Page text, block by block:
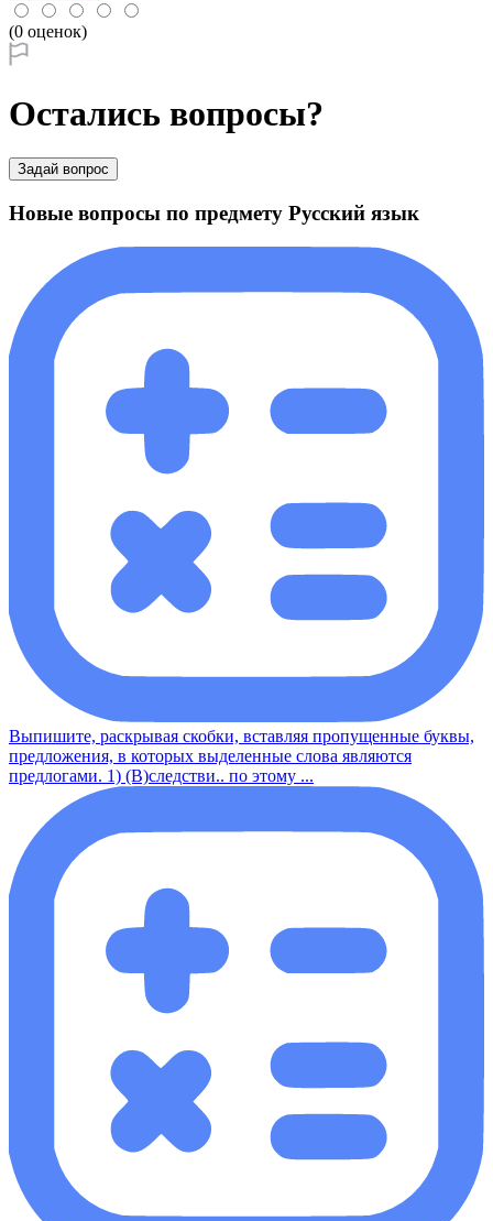
(0 оценок)
Остались вопросы?
Задай вопрос
Новые вопросы по предмету Русский язык
Выпишите, раскрывая скобки, вставляя пропущенные буквы,
предложения, в которых выделенные слова являются
предлогами. 1) (В)следстви.. по этому ...